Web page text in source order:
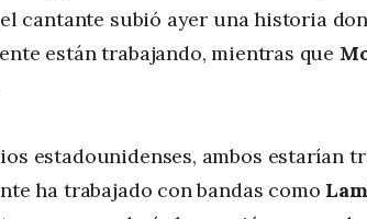
cantante subió ayer una historia
están trabajando, mientras que
estadounidenses, ambos estarían
ha trabajado con bandas como